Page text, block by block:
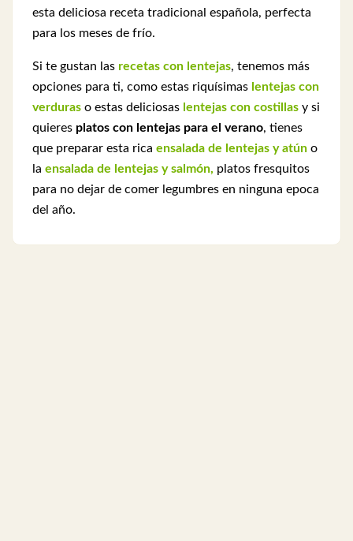
esta deliciosa receta tradicional española, perfecta
para los meses de frío.
Si te gustan las recetas con lentejas, tenemos más
opciones para ti, como estas riquísimas lentejas con
verduras o estas deliciosas lentejas con costillas y si
quieres platos con lentejas para el verano, tienes
que preparar esta rica ensalada de lentejas y atún o
la ensalada de lentejas y salmón, platos fresquitos
para no dejar de comer legumbres en ninguna epoca
del año.